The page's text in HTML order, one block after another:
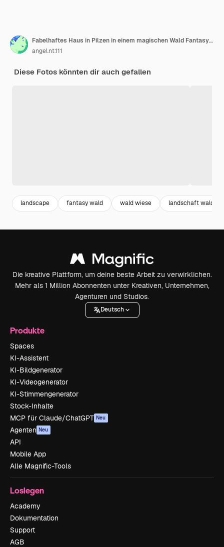
Fabelhaftes Haus in Pilzen in einem magischen Wald Fantasy Mushrooms Illustration für das Buchcover Erstaunliche Landschaft der Natur 3D-Illustration
angel.nt.111
Diese Fotos könnten dir auch gefallen
landscape fantasy wald wald wiese landschaft wald
Die kreative Plattform, um deine beste Arbeit zu verwirklichen.
Mehr als 1 Million Abonnenten unter Kreativen, Unternehmen,
Agenturen und Studios.
Deutsch
Produkte
Spaces
KI-Assistent
KI-Bildgenerator
KI-Videogenerator
KI-Stimmengenerator
Stock-Inhalte
MCP für Claude/ChatGPT Neu
Agenten Neu
API
Mobile App
Alle Magnific-Tools
Loslegen
Academy
Dokumentation
Support
AGB